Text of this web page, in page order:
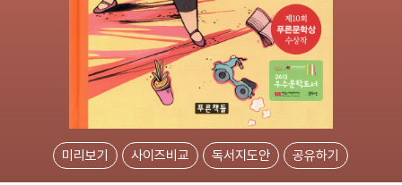
미리보기 사이즈비교 독서지도안 공유하기